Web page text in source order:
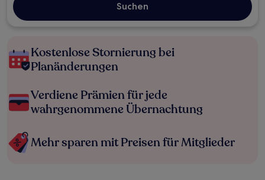
Suchen
Kostenlose Stornierung bei
Planänderungen
Verdiene Prämien für jede
wahrgenommene Übernachtung
Mehr sparen mit Preisen für Mitglieder